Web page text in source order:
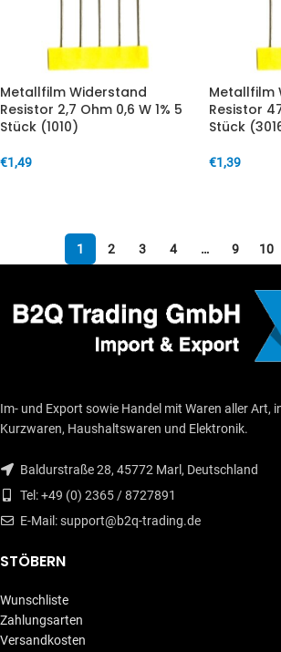
Metallfilm Widerstand
Resistor 2,7 Ohm 0,6 W 1% 5
Stück (1010)
€1,49
Metallfilm
Resistor
Stück
€1,39
1 2 3 4 … 9 10
Im- und Export sowie Handel mit Waren aller Art,
Kurzwaren, Haushaltswaren und Elektronik.
Baldurstraße 28, 45772 Marl, Deutschland
Tel: +49 (0) 2365 / 8727891
E-Mail: support@b2q-trading.de
STÖBERN
Wunschliste
Zahlungsarten
Versandkosten